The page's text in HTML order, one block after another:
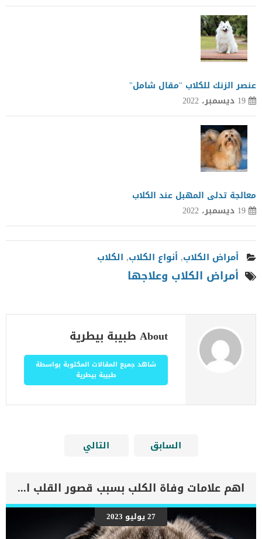
عنصر الزنك للكلاب "مقال شامل"
19 ديسمبر، 2022
معالجة تدلى المهبل عند الكلاب
19 ديسمبر، 2022
أمراض الكلاب, أنواع الكلاب, الكلاب
أمراض الكلاب وعلاجها
About طبيبة بيطرية
شاهد جميع المقالات المكتوبة بواسطة
طبيبة بيطرية
السابق التالي
اهم علامات وفاة الكلب بسبب قصور القلب الاحتقانى
27 يوليو 2023